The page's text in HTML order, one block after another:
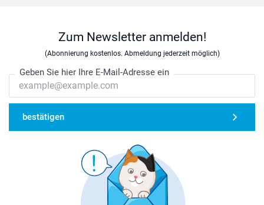
Zum Newsletter anmelden!
(Abonnierung kostenlos. Abmeldung jederzeit möglich)
Geben Sie hier Ihre E-Mail-Adresse ein
bestätigen